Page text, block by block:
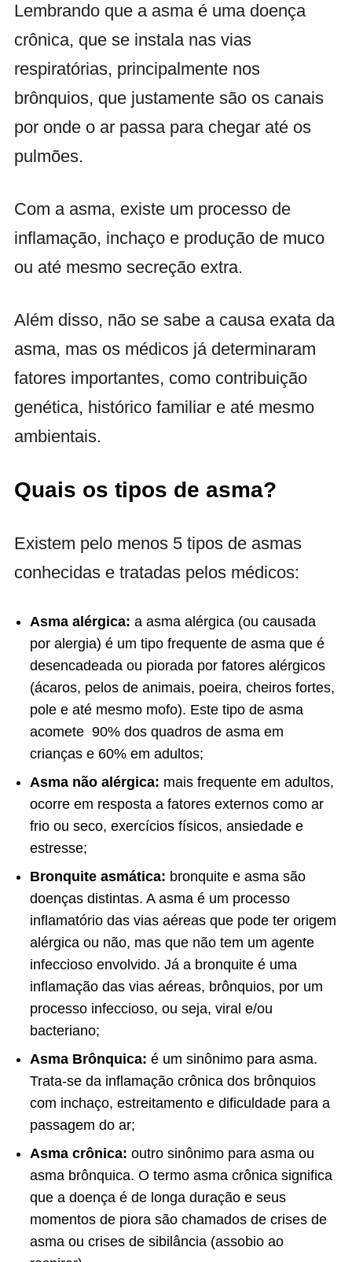
Lembrando que a asma é uma doença
crônica, que se instala nas vias
respiratórias, principalmente nos
brônquios, que justamente são os canais
por onde o ar passa para chegar até os
pulmões.
Com a asma, existe um processo de
inflamação, inchaço e produção de muco
ou até mesmo secreção extra.
Além disso, não se sabe a causa exata da
asma, mas os médicos já determinaram
fatores importantes, como contribuição
genética, histórico familiar e até mesmo
ambientais.
Quais os tipos de asma?
Existem pelo menos 5 tipos de asmas
conhecidas e tratadas pelos médicos:
Asma alérgica: a asma alérgica (ou causada
por alergia) é um tipo frequente de asma que é
desencadeada ou piorada por fatores alérgicos
(ácaros, pelos de animais, poeira, cheiros fortes,
pole e até mesmo mofo). Este tipo de asma
acomete 90% dos quadros de asma em
crianças e 60% em adultos;
Asma não alérgica: mais frequente em adultos,
ocorre em resposta a fatores externos como ar
frio ou seco, exercícios físicos, ansiedade e
estresse;
Bronquite asmática: bronquite e asma são
doenças distintas. A asma é um processo
inflamatório das vias aéreas que pode ter origem
alérgica ou não, mas que não tem um agente
infeccioso envolvido. Já a bronquite é uma
inflamação das vias aéreas, brônquios, por um
processo infeccioso, ou seja, viral e/ou
bacteriano;
Asma Brônquica: é um sinônimo para asma.
Trata-se da inflamação crônica dos brônquios
com inchaço, estreitamento e dificuldade para a
passagem do ar;
Asma crônica: outro sinônimo para asma ou
asma brônquica. O termo asma crônica significa
que a doença é de longa duração e seus
momentos de piora são chamados de crises de
asma ou crises de sibilância (assobio ao